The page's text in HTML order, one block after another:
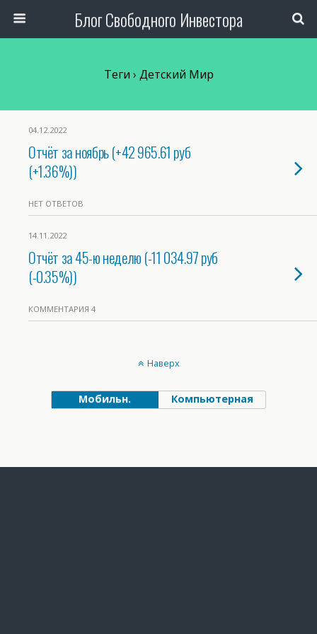
Блог Свободного Инвестора
Теги › Детский Мир
04.12.2022
Отчёт за ноябрь (+42 965.61 руб
(+1.36%))
НЕТ ОТВЕТОВ
14.11.2022
Отчёт за 45-ю неделю (-11 034.97 руб
(-0.35%))
КОММЕНТАРИЯ 4
Наверх
Мобильн. Компьютерная